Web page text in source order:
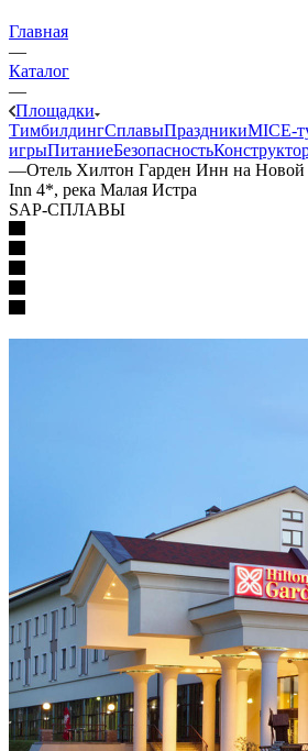
Главная
—
Каталог
—
Площадки
ТимбилдингСплавыПраздники
игрыПитаниеБезопасность
—Отель Хилтон Гарден Инн на Новой
Inn 4*, река Малая Истра
SAP-СПЛАВЫ